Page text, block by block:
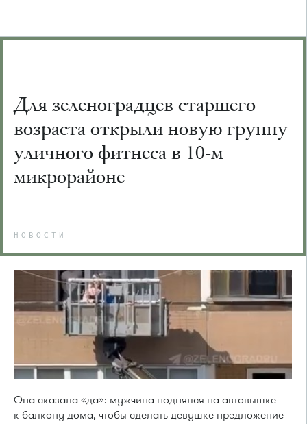
Для зеленоградцев старшего
возраста открыли новую группу
уличного фитнеса в 10-м
микрорайоне
НОВОСТИ
Она сказала «да»: мужчина поднялся на автовышке
к балкону дома, чтобы сделать девушке предложение